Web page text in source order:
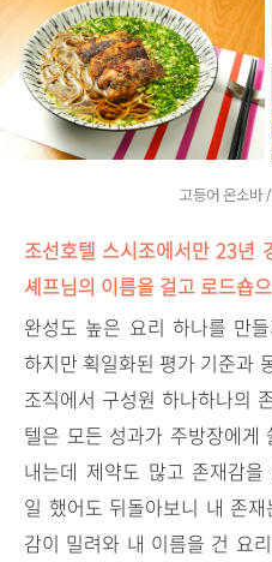
고등어 온소바
조선호텔 스시조에서만 23년
셰프님의 이름을 걸고 로드숍
완성도 높은 요리 하나를 만
하지만 획일화된 평가 기준과
조직에서 구성원 하나하나의
텔은 모든 성과가 주방장에게
내는데 제약도 많고 존재감
일 했어도 뒤돌아보니 내 존
감이 밀려와 내 이름을 건 요